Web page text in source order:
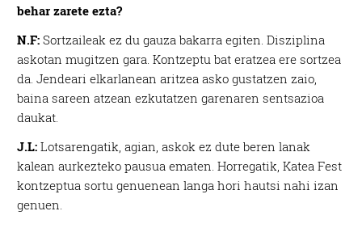
behar zarete ezta?
N.F: Sortzaileak ez du gauza bakarra egiten. Disziplina
askotan mugitzen gara. Kontzeptu bat eratzea ere sortzea
da. Jendeari elkarlanean aritzea asko gustatzen zaio,
baina sareen atzean ezkutatzen garenaren sentsazioa
daukat.
J.L: Lotsarengatik, agian, askok ez dute beren lanak
kalean aurkezteko pausua ematen. Horregatik, Katea Fest
kontzeptua sortu genuenean langa hori hautsi nahi izan
genuen.